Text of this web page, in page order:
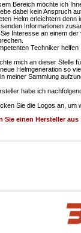
Bereich möchte ich
dabei kein Anspruch
Helm erleichtern
Informationen
Interesse an einem
Techniker
mich an dieser Stelle
Helmgeneration so
meiner Sammlung
habe ich
Sie die Logos an, um
Sie einen Hersteller aus